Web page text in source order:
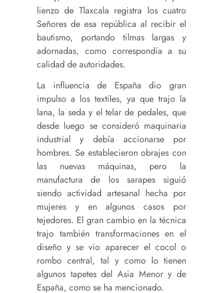
lienzo de Tlaxcala registra los cuatro
Señores de esa república al recibir el
bautismo, portando tilmas largas y
adornadas, como correspondía a su
calidad de autoridades.
La influencia de España dio gran
impulso a los textiles, ya que trajo la
lana, la seda y el telar de pedales, que
desde luego se consideró maquinaria
industrial y debía accionarse por
hombres. Se establecieron obrajes con
las nuevas máquinas, pero la
manufactura de los sarapes siguió
siendo actividad artesanal hecha por
mujeres y en algunos casos por
tejedores. El gran cambio en la técnica
trajo también transformaciones en el
diseño y se vio aparecer el cocol o
rombo central, tal y como lo tienen
algunos tapetes del Asia Menor y de
España, como se ha mencionado.